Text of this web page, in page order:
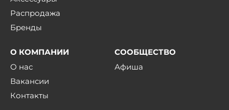
Распродажа
Бренды
О КОМПАНИИ
О нас
Вакансии
Контакты
СООБЩЕСТВО
Афиша